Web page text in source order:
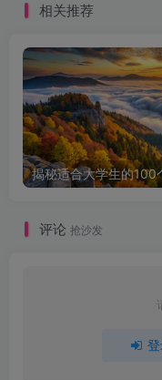
相关推荐
评论 抢沙发